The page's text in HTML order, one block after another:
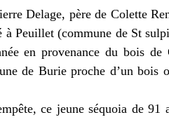
Delage, père de Colette
à Peuillet (commune de St
en provenance du bois
de Burie proche d’un
ce jeune séquoia de 91